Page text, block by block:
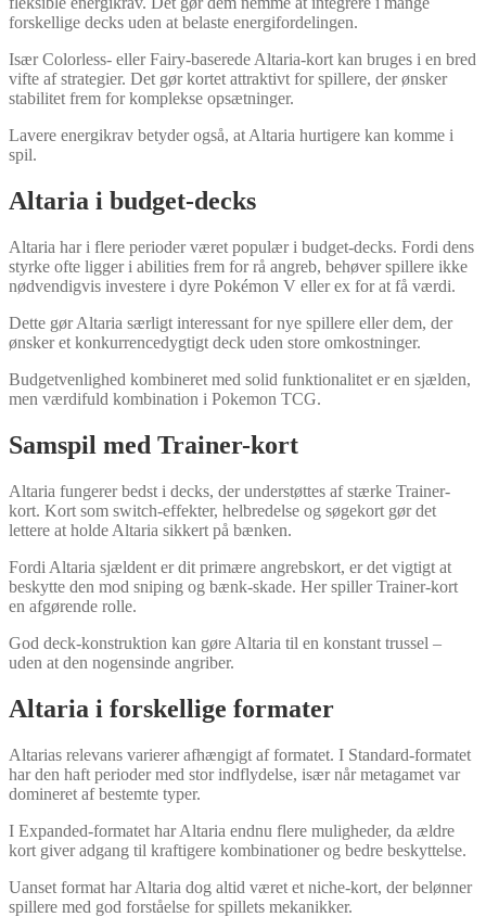
forskellige decks uden at belaste energifordelingen.
Især Colorless- eller Fairy-baserede Altaria-kort kan bruges i en bred
vifte af strategier. Det gør kortet attraktivt for spillere, der ønsker
stabilitet frem for komplekse opsætninger.
Lavere energikrav betyder også, at Altaria hurtigere kan komme i
spil.
Altaria i budget-decks
Altaria har i flere perioder været populær i budget-decks. Fordi dens
styrke ofte ligger i abilities frem for rå angreb, behøver spillere ikke
nødvendigvis investere i dyre Pokémon V eller ex for at få værdi.
Dette gør Altaria særligt interessant for nye spillere eller dem, der
ønsker et konkurrencedygtigt deck uden store omkostninger.
Budgetvenlighed kombineret med solid funktionalitet er en sjælden,
men værdifuld kombination i Pokemon TCG.
Samspil med Trainer-kort
Altaria fungerer bedst i decks, der understøttes af stærke Trainer-
kort. Kort som switch-effekter, helbredelse og søgekort gør det
lettere at holde Altaria sikkert på bænken.
Fordi Altaria sjældent er dit primære angrebskort, er det vigtigt at
beskytte den mod sniping og bænk-skade. Her spiller Trainer-kort
en afgørende rolle.
God deck-konstruktion kan gøre Altaria til en konstant trussel –
uden at den nogensinde angriber.
Altaria i forskellige formater
Altarias relevans varierer afhængigt af formatet. I Standard-formatet
har den haft perioder med stor indflydelse, især når metagamet var
domineret af bestemte typer.
I Expanded-formatet har Altaria endnu flere muligheder, da ældre
kort giver adgang til kraftigere kombinationer og bedre beskyttelse.
Uanset format har Altaria dog altid været et niche-kort, der belønner
spillere med god forståelse for spillets mekanikker.